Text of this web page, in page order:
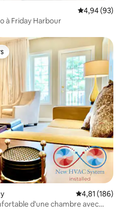
Note
4,94 (93)
à Friday Harbour
Note
4,81 (186)
d'une chambre avec